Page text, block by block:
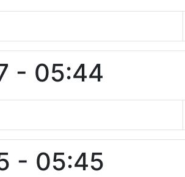
- 05:44
- 05:45